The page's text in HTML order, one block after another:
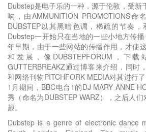
Dubstep是电子乐的一种，源于伦敦，受新
响，由AMMUNITION PROMOTIONS命
DUBSTEP以其黑暗色调，稀疏的节奏，
Dubstep一开始只在当地的一些小地方传
年早期，由于一些网站的传播作用，才使
和发展，像DUBSTEPFORUM，下载
GUTTERBREAKZ通过博客来介绍，同时
和网络刊物PITCHFORK MEDIA对其进行
1月期间，BBC电台1的DJ MARY ANNE
秀（命名为DUBSTEP WARZ），之后人
趣。
Dubstep is a genre of electronic dance